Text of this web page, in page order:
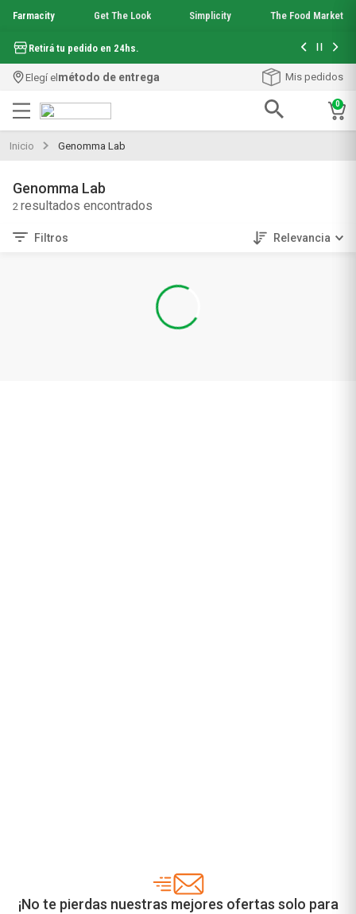
Farmacity Get The Look Simplicity The Food Market
Retirá tu pedido en 24hs. Hasta 6
Elegí elmétodo de entrega Mis pedidos
0
Inicio Genomma Lab
Genomma Lab
2
Filtros Relevancia
¡No te pierdas nuestras mejores ofertas solo para
3.mineral 89
5.anti acne